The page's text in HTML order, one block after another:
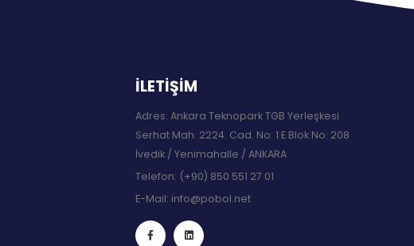
İLETİŞİM
Adres: Ankara Teknopark TGB Yerleşkesi
Serhat Mah. 2224. Cad. No: 1 E Blok No: 208
İvedik / Yenimahalle / ANKARA
Telefon: (+90) 850 551 27 01
E-Mail: info@pobol.net